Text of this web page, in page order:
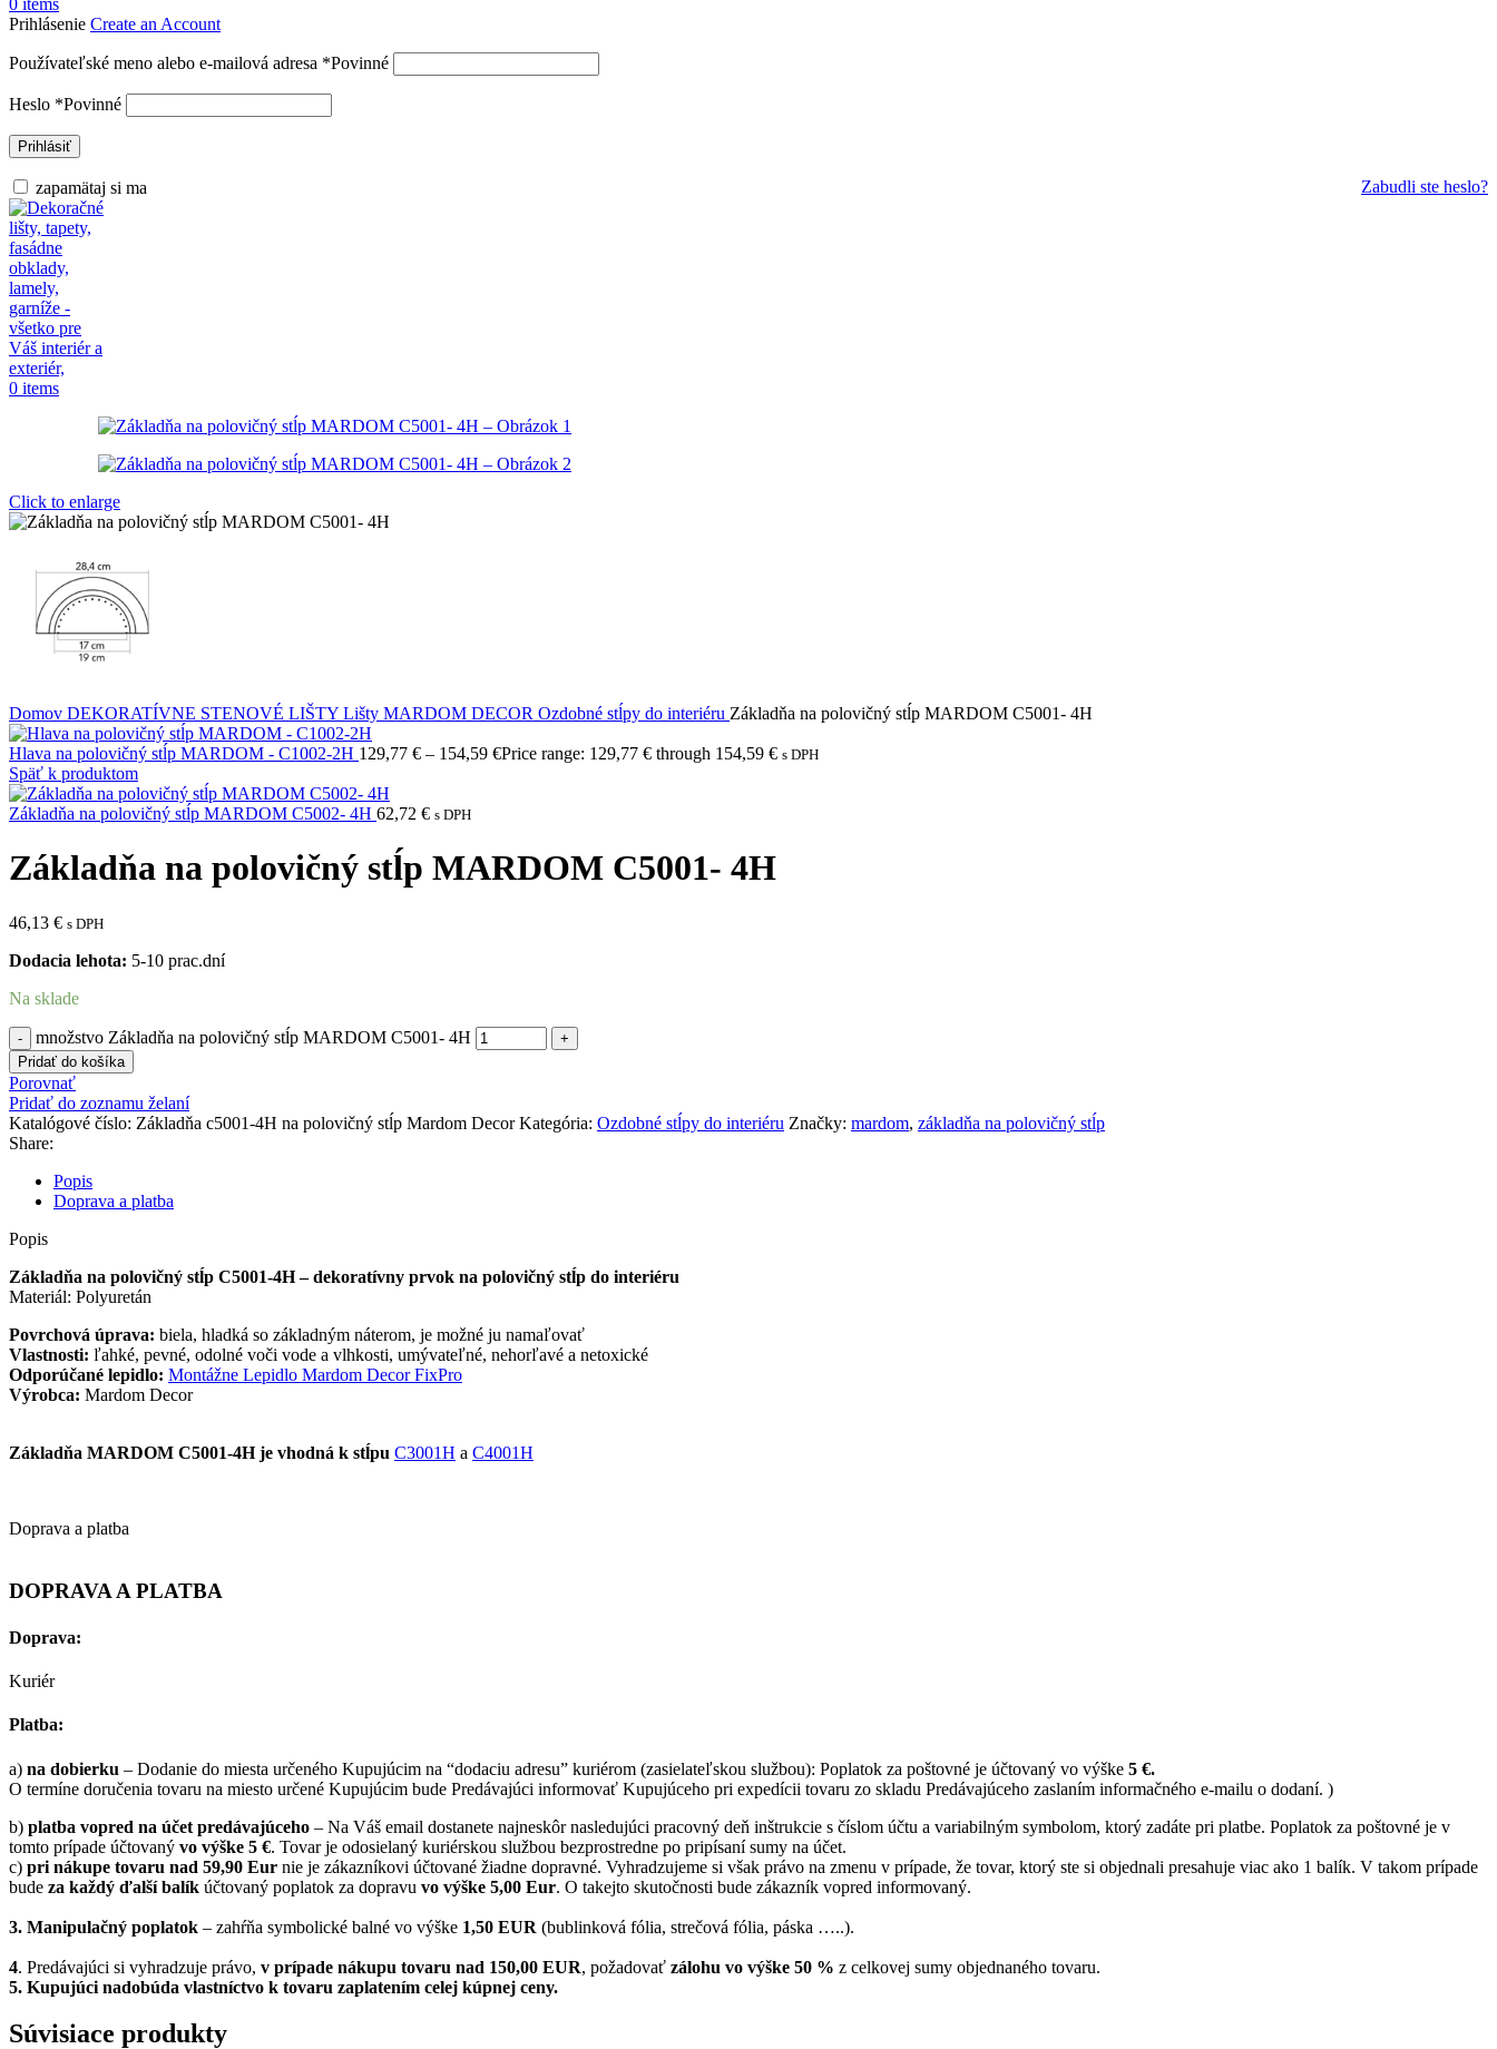
Prihlásenie Create an Account
Používateľské meno alebo e-mailová adresa *Povinné
Heslo *Povinné
Prihlásiť
Zabudli ste heslo?
zapamätaj si ma
0 items
Click to enlarge
Domov DEKORATÍVNE STENOVÉ LIŠTY Lišty MARDOM DECOR Ozdobné stĺpy do interiéru Základňa na polovičný stĺp MARDOM C5001- 4H
Hlava na polovičný stĺp MARDOM - C1002-2H 129,77 € – 154,59 €Price range: 129,77 € through 154,59 € s DPH
Späť k produktom
Základňa na polovičný stĺp MARDOM C5002- 4H 62,72 € s DPH
Základňa na polovičný stĺp MARDOM C5001- 4H
46,13 € s DPH
Dodacia lehota: 5-10 prac.dní
Na sklade
množstvo Základňa na polovičný stĺp MARDOM C5001- 4H
Pridať do košíka
Porovnať
Pridať do zoznamu želaní
Katalógové číslo: Základňa c5001-4H na polovičný stĺp Mardom DecorKategória: Ozdobné stĺpy do interiéru Značky: mardom, základňa na polovičný stĺp
Share:
Popis
Doprava a platba
Popis
Základňa na polovičný stĺp C5001-4H – dekoratívny prvok na polovičný stĺp do interiéru
Materiál: Polyuretán
Povrchová úprava: biela, hladká so základným náterom, je možné ju namaľovať
Vlastnosti: ľahké, pevné, odolné voči vode a vlhkosti, umývateľné, nehorľavé a netoxické
Odporúčané lepidlo: Montážne Lepidlo Mardom Decor FixPro
Výrobca: Mardom Decor
Základňa MARDOM C5001-4H je vhodná k stĺpu C3001H a C4001H
Doprava a platba
DOPRAVA A PLATBA
Doprava:
Kuriér
Platba:
a) na dobierku – Dodanie do miesta určeného Kupujúcim na “dodaciu adresu” kuriérom (zasielateľskou službou): Poplatok za poštovné je účtovaný vo výške 5 €.
O termíne doručenia tovaru na miesto určené Kupujúcim bude Predávajúci informovať Kupujúceho pri expedícii tovaru zo skladu Predávajúceho zaslaním informačného e-mailu o dodaní. )
b) platba vopred na účet predávajúceho – Na Váš email dostanete najneskôr nasledujúci pracovný deň inštrukcie s číslom účtu a variabilným symbolom, ktorý zadáte pri platbe. Poplatok za poštovné je v
tomto prípade účtovaný vo výške 5 €. Tovar je odosielaný kuriérskou službou bezprostredne po pripísaní sumy na účet.
c) pri nákupe tovaru nad 59,90 Eur nie je zákazníkovi účtované žiadne dopravné. Vyhradzujeme si však právo na zmenu v prípade, že tovar, ktorý ste si objednali presahuje viac ako 1 balík. V takom prípade
bude za každý ďalší balík účtovaný poplatok za dopravu vo výške 5,00 Eur. O takejto skutočnosti bude zákazník vopred informovaný.
3. Manipulačný poplatok – zahŕňa symbolické balné vo výške 1,50 EUR (bublinková fólia, strečová fólia, páska …..).
4. Predávajúci si vyhradzuje právo, v prípade nákupu tovaru nad 150,00 EUR, požadovať zálohu vo výške 50 % z celkovej sumy objednaného tovaru.
5. Kupujúci nadobúda vlastníctvo k tovaru zaplatením celej kúpnej ceny.
Súvisiace produkty